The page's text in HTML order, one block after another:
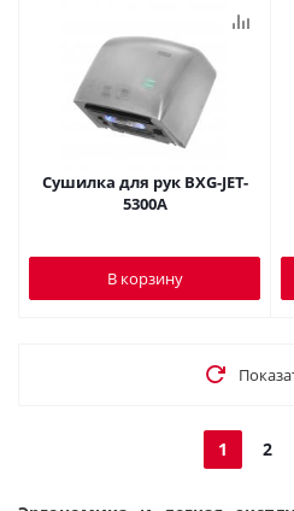
Сушилка для рук BXG-JET-
5300A
В корзину
1 2